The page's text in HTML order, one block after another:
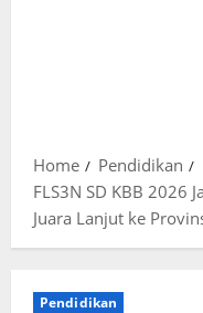
Home
Pendidikan
FLS3N SD KBB 2026
Juara Lanjut ke
Pendidikan